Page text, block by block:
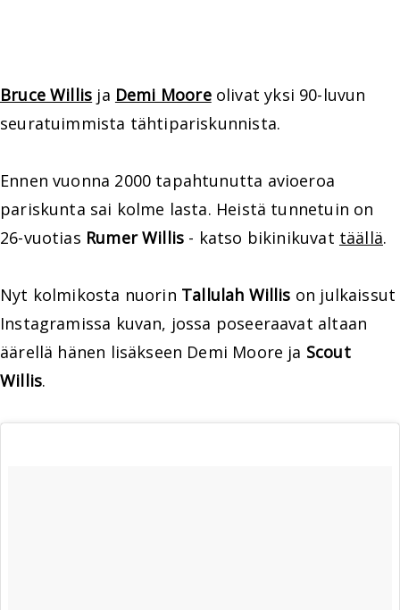
Bruce Willis ja Demi Mooreolivat yksi 90-luvun
seuratuimmista tähtipariskunnista.
Ennen vuonna 2000 tapahtunutta avioeroa
pariskunta sai kolme lasta. Heistä tunnetuin on
26-vuotias Rumer Willis - katso bikinikuvat täällä.
Nyt kolmikosta nuorin Tallulah Willis on julkaissut
Instagramissa kuvan, jossa poseeraavat altaan
äärellä hänen lisäkseen Demi Moore ja Scout
Willis.